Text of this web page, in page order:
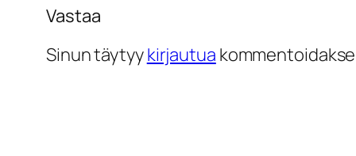
Vastaa
Sinun täytyykirjautua